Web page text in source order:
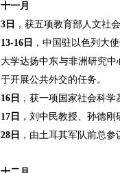
十一月
3 日 ，获五项教育部人文社
13-16 日 ，中国驻以色列大
大学达扬中东与非洲研究
于开展公共外交的任务。
16 日 ，获一项国家社会科学
17 日 ，刘中民教授、孙德
28 日 ，由土耳其军队前总